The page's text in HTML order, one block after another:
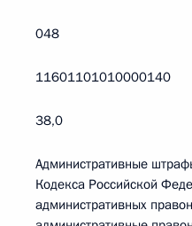
048
11601101010000140
38,0
Административные
Кодекса Российской
административных